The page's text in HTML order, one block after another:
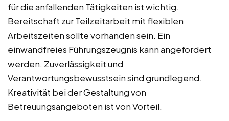
für die anfallenden Tätigkeiten ist wichtig.
Bereitschaft zur Teilzeitarbeit mit flexiblen
Arbeitszeiten sollte vorhanden sein. Ein
einwandfreies Führungszeugnis kann angefordert
werden. Zuverlässigkeit und
Verantwortungsbewusstsein sind grundlegend.
Kreativität bei der Gestaltung von
Betreuungsangeboten ist von Vorteil.